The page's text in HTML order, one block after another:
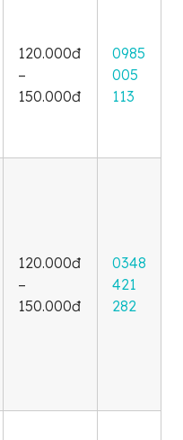
120.000đ
–
150.000đ
0985
005
113
120.000đ
–
150.000đ
0348
421
282